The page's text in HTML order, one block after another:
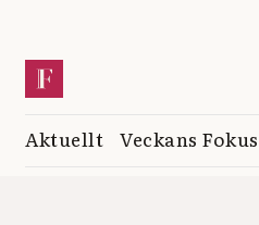
Aktuellt Veckans Fokus